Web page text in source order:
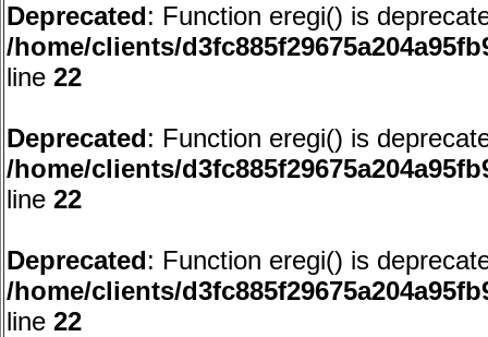
Deprecated: Function eregi() is
/home/clients/
line 22
Deprecated: Function eregi() is
/home/clients/
line 22
Deprecated: Function eregi() is
/home/clients/
line 22